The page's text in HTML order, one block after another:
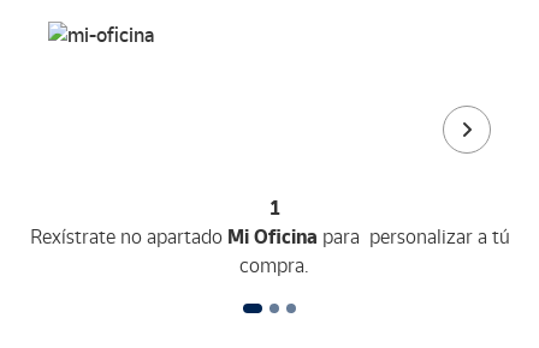
1
Rexístrate no apartadoMi Oficina para personalizar a túa
compra.